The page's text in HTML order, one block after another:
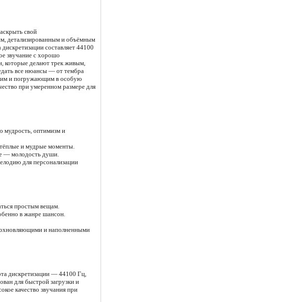
свой
детализированным и объёмным
составляет 44100
звучание с хорошо
которые делают трек живым,
все нюансы — от тембра
и погружающим в особую
при умеренном размере для
мудрость, оптимизм и
и мудрые моменты.
— молодость души.
для персонализации
простым вещам.
в жанре шансон.
и наполненными
дискретизации — 44100 Гц,
для быстрой загрузки и
качество звучания при